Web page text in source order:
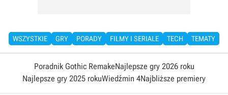
WSZYSTKIE GRY PORADY FILMY I SERIALE TECH TEMATY
Poradnik Gothic RemakeNajlepsze gry 2026 roku
Najlepsze gry 2025 rokuWiedźmin 4Najbliższe premiery